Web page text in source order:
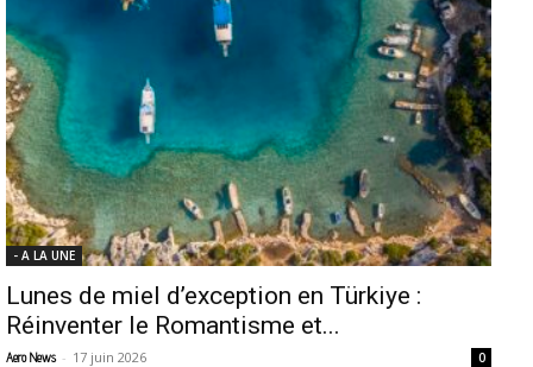
- A LA UNE
Lunes de miel d’exception en Türkiye :
Réinventer le Romantisme et...
Aero News - 17 juin 2026 0